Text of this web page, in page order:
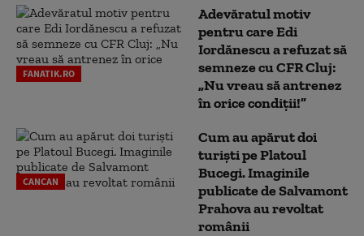
FANATIK.RO
Adevăratul motiv
pentru care Edi
Iordănescu a refuzat să
semneze cu CFR Cluj:
„Nu vreau să antrenez
în orice condiții!”
CANCAN
Cum au apărut doi
turiști pe Platoul
Bucegi. Imaginile
publicate de Salvamont
Prahova au revoltat
românii